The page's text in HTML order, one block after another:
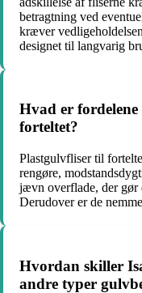
betragtning ved
kræver
designet til langvarig
Hvad er
forteltet?
Plastgulvfliser til
rengøre,
jævn overflade, der gør
Derudover er de
Hvordan skiller
andre typer